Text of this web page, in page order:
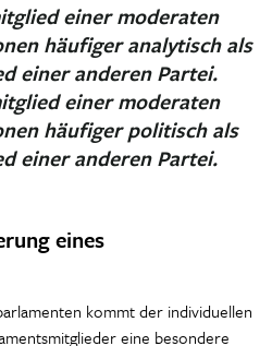
einer moderaten
häufiger analytisch als
einer anderen Partei.
einer moderaten
häufiger politisch als
einer anderen Partei.
eines
kommt der individuellen
eine besondere